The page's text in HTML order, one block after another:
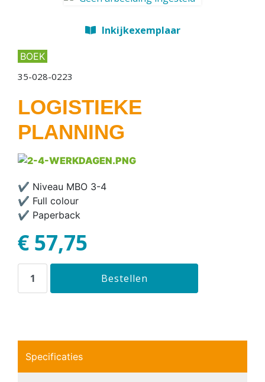
Inkijkexemplaar
35-028-0223
LOGISTIEKE
PLANNING
✔ Niveau MBO 3-4
✔ Full colour
✔ Paperback
€ 57,75
BOEK
Specificaties